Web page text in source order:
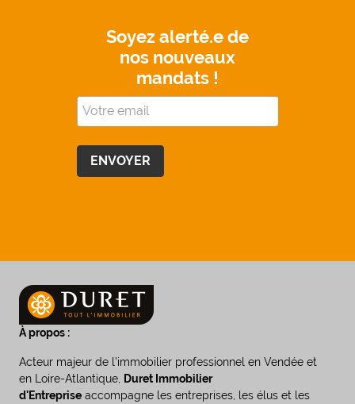
Soyez alerté.e de
nos nouveaux
mandats !
À propos :
Acteur majeur de l’immobilier professionnel en Vendée et
en Loire-Atlantique,
Duret Immobilier
d'Entreprise accompagne les entreprises, les élus et les